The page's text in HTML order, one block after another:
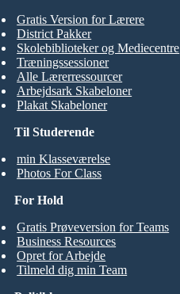
Til Studerende
min Klasseværelse
Photos For Class
Gratis Version for Lærere
District Pakker
Skolebiblioteker og Mediecentre
Træningssessioner
Alle Lærerressourcer
Arbejdsark Skabeloner
Plakat Skabeloner
For Hold
Gratis Prøveversion for Teams
Business Resources
Opret for Arbejde
Tilmeld dig min Team